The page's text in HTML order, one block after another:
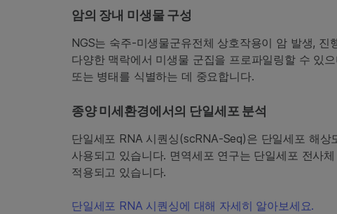
암의 장내 미생물 구성
NGS는 숙주-미생물군유전체 상호작용이 암 발생,
다양한 맥락에서 미생물 군집을 프로파일링할 수 있
또는 병태를 식별하는 데 중요합니다.
종양 미세환경에서의 단일세포 분석
단일세포 RNA 시퀀싱(scRNA-Seq)은 단일세포 해
사용되고 있습니다. 면역세포 연구는 단일세포 전사
적용되고 있습니다.
단일세포 RNA 시퀀싱에 대해 자세히 알아보세요.